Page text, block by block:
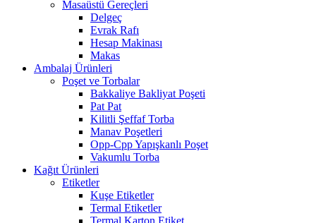
Masaüstü Gereçleri
Delgeç
Evrak Rafı
Hesap Makinası
Makas
Ambalaj Ürünleri
Poşet ve Torbalar
Bakkaliye Bakliyat Poşeti
Pat Pat
Kilitli Şeffaf Torba
Manav Poşetleri
Opp-Cpp Yapışkanlı Poşet
Vakumlu Torba
Kağıt Ürünleri
Etiketler
Kuşe Etiketler
Termal Etiketler
Termal Karton Etiket